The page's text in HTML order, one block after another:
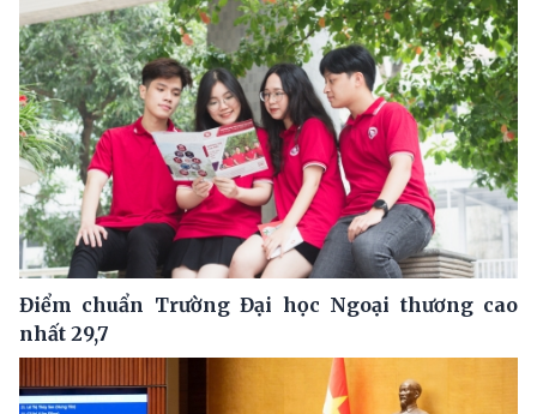
Điểm chuẩn Trường Đại học Ngoại thương cao
nhất 29,7